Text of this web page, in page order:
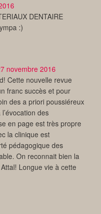
DENTAIRE
:)
novembre 2016
Cette nouvelle revue
franc succès et pour
des a priori poussiéreux
des
en page est très propre
la clinique est
pédagogique des
On reconnait bien la
Longue vie à cette